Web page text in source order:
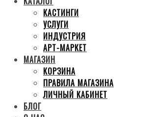
КАСТИНГИ
УСЛУГИ
ИНДУСТРИЯ
АРТ-МАРКЕТ
МАГАЗИН
КОРЗИНА
ПРАВИЛА МАГАЗИНА
ЛИЧНЫЙ КАБИНЕТ
БЛОГ